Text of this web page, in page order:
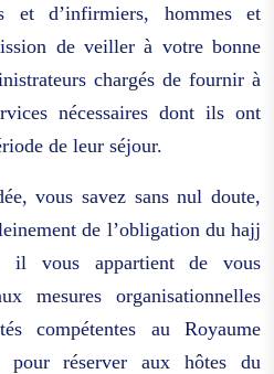
et d’infirmiers, hommes et
de veiller à votre bonne
chargés de fournir à
nécessaires dont ils ont
de leur séjour.
vous savez sans nul doute,
de l’obligation du hajj
il vous appartient de vous
mesures organisationnelles
compétentes au Royaume
pour réserver aux hôtes du